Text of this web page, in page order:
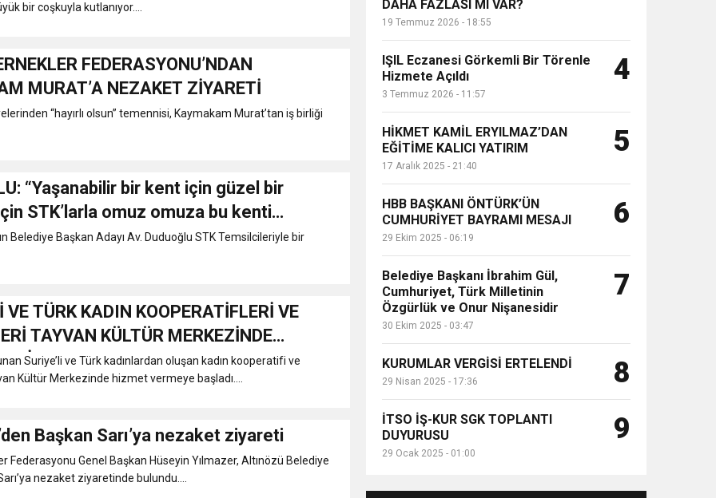
EMRAH KARAÇAY’A SEVGİ SELİ
GÖNÜLLERE DOKUNAN ZİYARET
bir coşkuyla kutlanıyor....
FEDERASYONU’NDAN
MURAT’A NEZAKET ZİYARETİ
“hayırlı olsun” temennisi, Kaymakam Murat’tan iş birliği
“Yaşanabilir bir kent için güzel bir
STK’larla omuz omuza bu kenti
Belediye Başkan Adayı Av. Duduoğlu STK Temsilcileriyle bir
VE TÜRK KADIN KOOPERATİFLERİ VE
TAYVAN KÜLTÜR MERKEZİNDE
Suriye’li ve Türk kadınlardan oluşan kadın kooperatifi ve
Kültür Merkezinde hizmet vermeye başladı....
Başkan Sarı’ya nezaket ziyareti
Federasyonu Genel Başkan Hüseyin Yılmazer, Altınözü Belediye
nezaket ziyaretinde bulundu....
DAHA FAZLASI MI VAR?
19 Temmuz 2026 - 18:55
IŞIL Eczanesi Görkemli Bir Törenle
Hizmete Açıldı
3 Temmuz 2026 - 11:57
4
HİKMET KAMİL ERYILMAZ’DAN
EĞİTİME KALICI YATIRIM
17 Aralık 2025 - 21:40
5
HBB BAŞKANI ÖNTÜRK’ÜN
CUMHURİYET BAYRAMI MESAJI
29 Ekim 2025 - 06:19
6
Belediye Başkanı İbrahim Gül,
Cumhuriyet, Türk Milletinin
Özgürlük ve Onur Nişanesidir
30 Ekim 2025 - 03:47
7
KURUMLAR VERGİSİ ERTELENDİ
29 Nisan 2025 - 17:36 8
İTSO İŞ-KUR SGK TOPLANTI
DUYURUSU
29 Ocak 2025 - 01:00
9